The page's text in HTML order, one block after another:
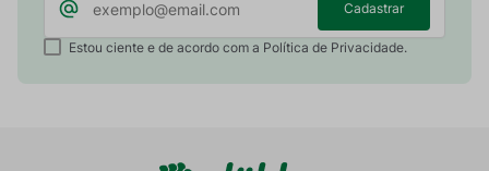
Cadastrar
Estou ciente e de acordo com a Política de Privacidade.